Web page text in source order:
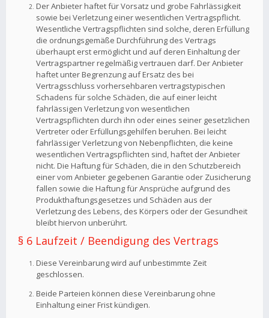
Der Anbieter haftet für Vorsatz und grobe Fahrlässigkeit
sowie bei Verletzung einer wesentlichen Vertragspflicht.
Wesentliche Vertragspflichten sind solche, deren Erfüllung
die ordnungsgemäße Durchführung des Vertrags
überhaupt erst ermöglicht und auf deren Einhaltung der
Vertragspartner regelmäßig vertrauen darf. Der Anbieter
haftet unter Begrenzung auf Ersatz des bei
Vertragsschluss vorhersehbaren vertragstypischen
Schadens für solche Schäden, die auf einer leicht
fahrlässigen Verletzung von wesentlichen
Vertragspflichten durch ihn oder eines seiner gesetzlichen
Vertreter oder Erfüllungsgehilfen beruhen. Bei leicht
fahrlässiger Verletzung von Nebenpflichten, die keine
wesentlichen Vertragspflichten sind, haftet der Anbieter
nicht. Die Haftung für Schäden, die in den Schutzbereich
einer vom Anbieter gegebenen Garantie oder Zusicherung
fallen sowie die Haftung für Ansprüche aufgrund des
Produkthaftungsgesetzes und Schäden aus der
Verletzung des Lebens, des Körpers oder der Gesundheit
bleibt hiervon unberührt.
§ 6 Laufzeit / Beendigung des Vertrags
Diese Vereinbarung wird auf unbestimmte Zeit
geschlossen.
Beide Parteien können diese Vereinbarung ohne
Einhaltung einer Frist kündigen.